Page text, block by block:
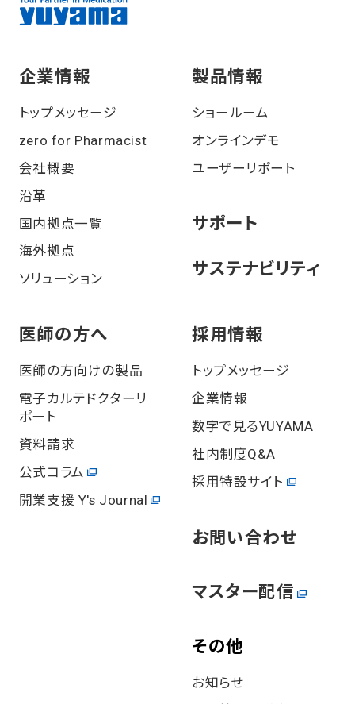
企業情報
トップメッセージ
zero for Pharmacist
会社概要
沿⾰
国内拠点一覧
海外拠点
ソリューション
製品情報
ショールーム
オンラインデモ
ユーザーリポート
サポート
サステナビリティ
医師の⽅へ
医師の方向けの製品
電⼦カルテドクターリ
ポート
資料請求
公式コラム
開業⽀援 Y's Journal
採⽤情報
トップメッセージ
企業情報
数字で見るYUYAMA
社内制度Q&A
採用特設サイト
お問い合わせ
マスター配信
その他
お知らせ